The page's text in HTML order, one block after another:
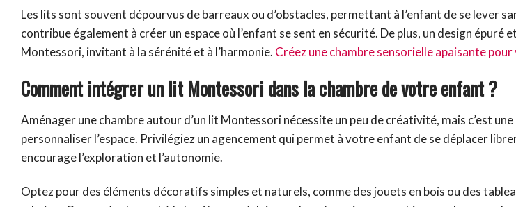
Les lits sont souvent dépourvus de barreaux ou d’obstacles, permettant à l’enfant de se lever
contribue également à créer un espace où l’enfant se sent en sécurité. De plus, un design épuré
Montessori, invitant à la sérénité et à l’harmonie. Créez une chambre sensorielle apaisante
Comment intégrer un lit Montessori dans la chambre de votre enfant ?
Aménager une chambre autour d’un lit Montessori nécessite un peu de créativité, mais c’est
personnaliser l’espace. Privilégiez un agencement qui permet à votre enfant de se déplacer
encourage l’exploration et l’autonomie.
Optez pour des éléments décoratifs simples et naturels, comme des jouets en bois ou des